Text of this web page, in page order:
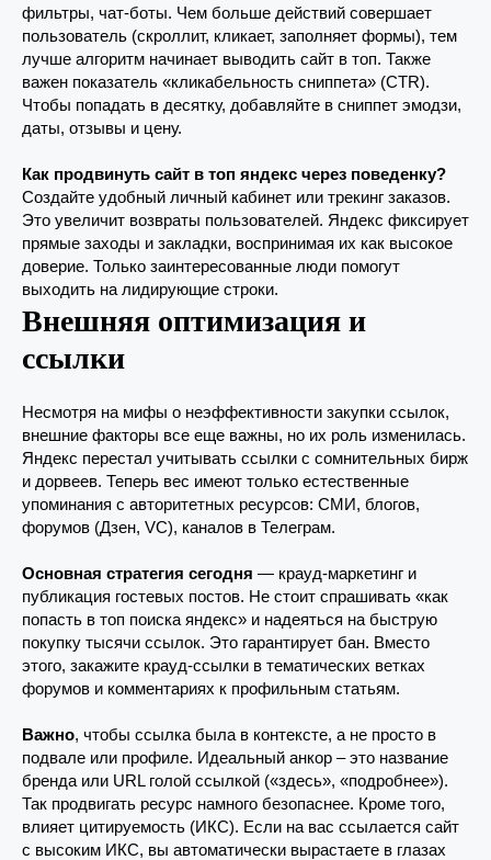
фильтры, чат-боты. Чем больше действий совершает
пользователь (скроллит, кликает, заполняет формы), тем
лучше алгоритм начинает выводить сайт в топ. Также
важен показатель «кликабельность сниппета» (CTR).
Чтобы попадать в десятку, добавляйте в сниппет эмодзи,
даты, отзывы и цену.
Как продвинуть сайт в топ яндекс через поведенку?
Создайте удобный личный кабинет или трекинг заказов.
Это увеличит возвраты пользователей. Яндекс фиксирует
прямые заходы и закладки, воспринимая их как высокое
доверие. Только заинтересованные люди помогут
выходить на лидирующие строки.
Внешняя оптимизация и
ссылки
Несмотря на мифы о неэффективности закупки ссылок,
внешние факторы все еще важны, но их роль изменилась.
Яндекс перестал учитывать ссылки с сомнительных бирж
и дорвеев. Теперь вес имеют только естественные
упоминания с авторитетных ресурсов: СМИ, блогов,
форумов (Дзен, VC), каналов в Телеграм.
Основная стратегия сегодня — крауд-маркетинг и
публикация гостевых постов. Не стоит спрашивать «как
попасть в топ поиска яндекс» и надеяться на быструю
покупку тысячи ссылок. Это гарантирует бан. Вместо
этого, закажите крауд-ссылки в тематических ветках
форумов и комментариях к профильным статьям.
Важно, чтобы ссылка была в контексте, а не просто в
подвале или профиле. Идеальный анкор – это название
бренда или URL голой ссылкой («здесь», «подробнее»).
Так продвигать ресурс намного безопаснее. Кроме того,
влияет цитируемость (ИКС). Если на вас ссылается сайт
с высоким ИКС, вы автоматически вырастаете в глазах